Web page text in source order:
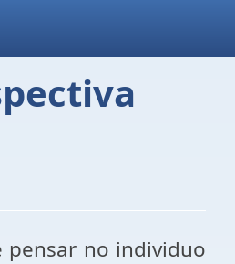
pensar no individuo